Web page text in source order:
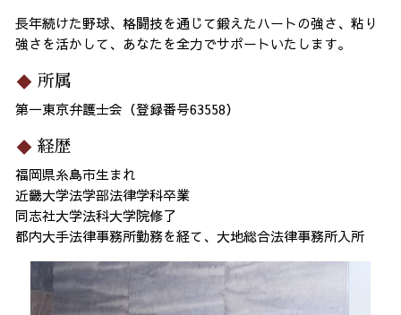
長年続けた野球、格闘技を通じて鍛えたハートの強さ、粘り
強さを活かして、あなたを全力でサポートいたします。
所属
第一東京弁護士会（登録番号63558）
経歴
福岡県糸島市生まれ
近畿大学法学部法律学科卒業
同志社大学法科大学院修了
都内大手法律事務所勤務を経て、大地総合法律事務所入所